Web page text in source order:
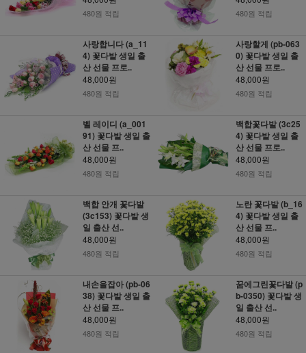
480원 적립 480원 적립
사랑합니다 (a_11
4) 꽃다발 생일 출
산 선물 프로..
48,000원
480원 적립
사랑할게 (pb-063
0) 꽃다발 생일 출
산 선물 프로..
48,000원
480원 적립
벨 레이디 (a_001
91) 꽃다발 생일 출
산 선물 프..
48,000원
480원 적립
백합꽃다발 (3c25
4) 꽃다발 생일 출
산 선물 프로..
48,000원
480원 적립
백합 안개 꽃다발
(3c153) 꽃다발 생
일 출산 선..
48,000원
480원 적립
노란 꽃다발 (b_16
4) 꽃다발 생일 출
산 선물 프..
48,000원
480원 적립
내손을잡아 (pb-06
38) 꽃다발 생일 출
산 선물 프..
48,000원
480원 적립
꿈에그린꽃다발 (p
b-0350) 꽃다발 생
일 출산 선..
48,000원
480원 적립